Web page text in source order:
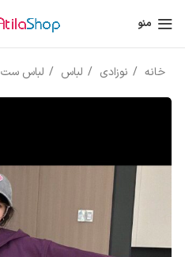
منو
خانه نوزادی لباس لباس ست